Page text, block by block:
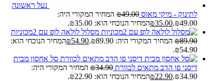
נעל ראשונה
לתינוק - מיקי מאוס
₪49.00
המחיר המקורי היה:
₪49.00.
₪35.00
המחיר הנוכחי הוא: ₪35.00.
מסלול לולאה לופ עם 2מכוניות
₪89.90 המחיר המקורי היה: ₪89.90. ₪54.90
המחיר הנוכחי הוא:
₪54.90.
סל אחסון מבית
דיסני פו הדב מתאים לכוורת
₪34.90
המחיר המקורי היה:
₪34.90.
₪22.90 המחיר הנוכחי הוא: ₪22.90.